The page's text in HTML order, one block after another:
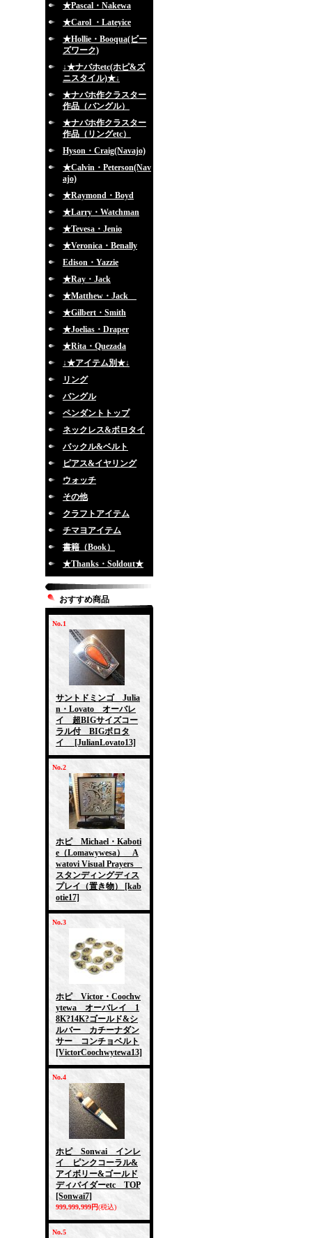
★Pascal・Nakewa
★Carol ・Lateyice
★Hollie・Booqua(ビー
ズワーク)
↓★ナバホetc(ホピ&ズ
ニスタイル)★↓
★ナバホ作クラスター
作品（バングル）
★ナバホ作クラスター
作品（リングetc）
Hyson・Craig(Navajo)
★Calvin・Peterson(Nav
ajo)
★Raymond・Boyd
★Larry・Watchman
★Tevesa・Jenio
★Veronica・Benally
Edison・Yazzie
★Ray・Jack
★Matthew・Jack
★Gilbert・Smith
★Joelias・Draper
★Rita・Quezada
↓★アイテム別★↓
リング
バングル
ペンダントトップ
ネックレス&ボロタイ
バックル&ベルト
ピアス&イヤリング
ウォッチ
その他
クラフトアイテム
チマヨアイテム
書籍（Book）
★Thanks・Soldout★
おすすめ商品
No.1
サントドミンゴ Julia
n・Lovato オーバレ
イ 超BIGサイズコー
ラル付 BIGボロタ
イ
[JulianLovato13]
No.2
ホピ Michael・Kaboti
e（Lomawywesa） A
watovi Visual Prayers
スタンディングディス
プレイ（置き物）
[kab
otie17]
No.3
ホピ Victor・Coochw
ytewa オーバレイ 1
8K?14K?ゴールド&シ
ルバー カチーナダン
サー コンチョベルト
[VictorCoochwytewa13]
No.4
ホピ Sonwai インレ
イ ピンクコーラル&
アイボリー&ゴールド
ディバイダーetc TOP
[Sonwai7]
999,999,999円(税込)
No.5